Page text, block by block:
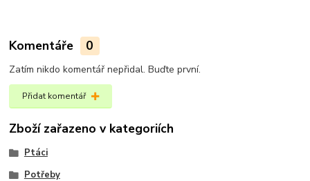
Komentáře 0
Zatím nikdo komentář nepřidal. Buďte první.
Přidat komentář
Zboží zařazeno v kategoriích
Ptáci
Potřeby